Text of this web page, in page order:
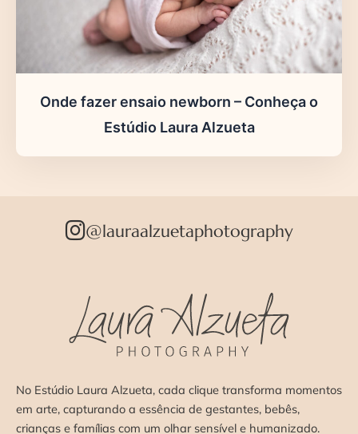
Onde fazer ensaio newborn – Conheça o
Estúdio Laura Alzueta
@lauraalzuetaphotography
No Estúdio Laura Alzueta, cada clique transforma momentos
em arte, capturando a essência de gestantes, bebês,
crianças e famílias com um olhar sensível e humanizado.